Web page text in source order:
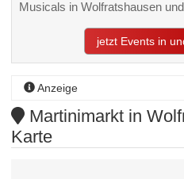
Musicals in Wolfratshausen
jetzt Events in
Anzeige
Martinimarkt in
Karte